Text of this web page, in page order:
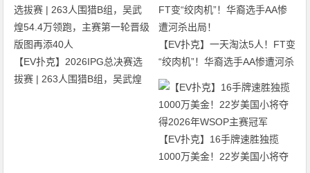
【EV扑克】2026IPG总决赛选
拔赛 | 263人围猎B组，吴武煌
【EV扑克】一天淘汰5人！FT变
“绞肉机”！华裔选手AA惨遭河杀
出局！
【EV扑克】16手牌速胜独揽
1000万美金！22岁美国小将夺